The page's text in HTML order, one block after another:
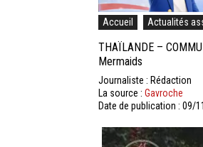
Accueil Actualités
THAÏLANDE –
Mermaids
Journaliste : Rédaction
La source : Gavroche
Date de publication : 09/